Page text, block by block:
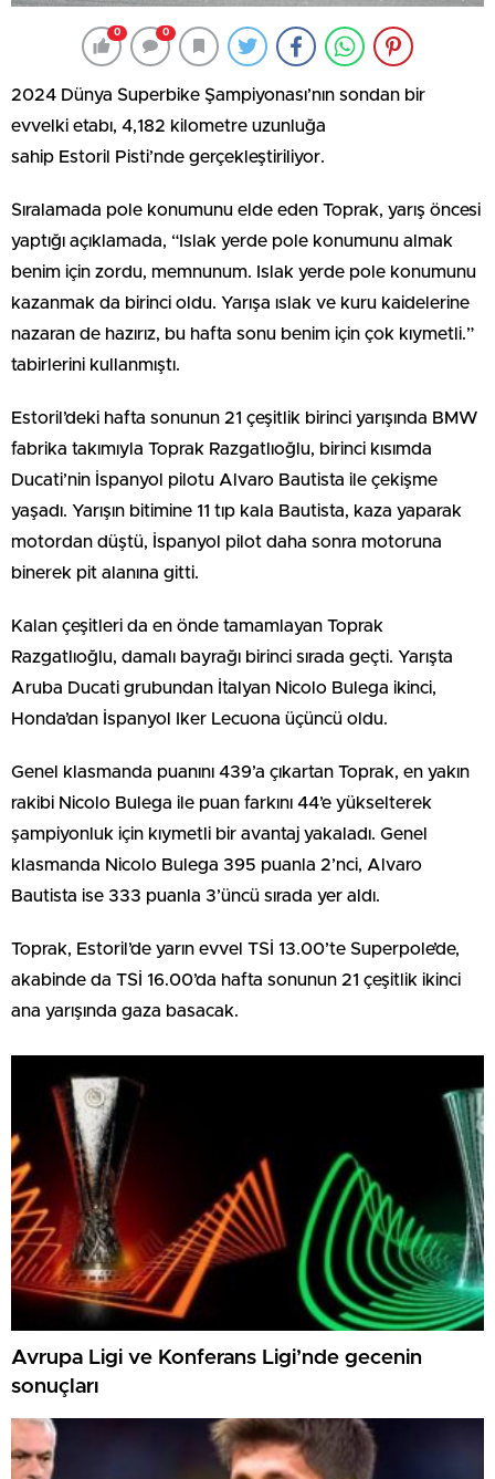
0 0
2024 Dünya Superbike Şampiyonası’nın sondan bir
evvelki etabı, 4,182 kilometre uzunluğa
sahip Estoril Pisti’nde gerçekleştiriliyor.
Sıralamada pole konumunu elde eden Toprak, yarış öncesi
yaptığı açıklamada, “Islak yerde pole konumunu almak
benim için zordu, memnunum. Islak yerde pole konumunu
kazanmak da birinci oldu. Yarışa ıslak ve kuru kaidelerine
nazaran de hazırız, bu hafta sonu benim için çok kıymetli.”
tabirlerini kullanmıştı.
Estoril’deki hafta sonunun 21 çeşitlik birinci yarışında BMW
fabrika takımıyla Toprak Razgatlıoğlu, birinci kısımda
Ducati’nin İspanyol pilotu Alvaro Bautista ile çekişme
yaşadı. Yarışın bitimine 11 tıp kala Bautista, kaza yaparak
motordan düştü, İspanyol pilot daha sonra motoruna
binerek pit alanına gitti.
Kalan çeşitleri da en önde tamamlayan Toprak
Razgatlıoğlu, damalı bayrağı birinci sırada geçti. Yarışta
Aruba Ducati grubundan İtalyan Nicolo Bulega ikinci,
Honda’dan İspanyol Iker Lecuona üçüncü oldu.
Genel klasmanda puanını 439’a çıkartan Toprak, en yakın
rakibi Nicolo Bulega ile puan farkını 44’e yükselterek
şampiyonluk için kıymetli bir avantaj yakaladı. Genel
klasmanda Nicolo Bulega 395 puanla 2’nci, Alvaro
Bautista ise 333 puanla 3’üncü sırada yer aldı.
Toprak, Estoril’de yarın evvel TSİ 13.00’te Superpole’de,
akabinde da TSİ 16.00’da hafta sonunun 21 çeşitlik ikinci
ana yarışında gaza basacak.
Avrupa Ligi ve Konferans Ligi’nde gecenin
sonuçları